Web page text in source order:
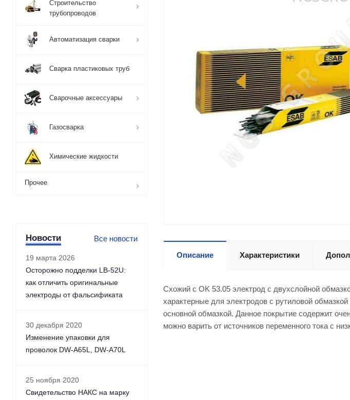
Описание Характеристики
Схожий с OK 53.05 электрод с двухслойной
характерные для электродов с рутиловой
основной обмазкой. Данное покрытие содержит
можно варить от источников переменного тока с
Строительство
трубопроводов
Автоматизация сварки
Сварка пластиковых труб
Сварочные аксессуары
Газосварка
Химические жидкости
Прочее
Новости Все новости
19 марта 2026
Осторожно подделки LB-52U:
как отличить оригинальные
электроды от фальсификата
30 декабря 2020
Изменение упаковки для
проволок DW-A65L, DW-A70L
25 ноября 2020
Свидетельство НАКС на марку